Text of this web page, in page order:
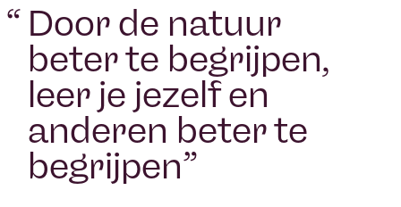
“ Door de natuur
beter te begrijpen,
leer je jezelf en
anderen beter te
begrijpen”